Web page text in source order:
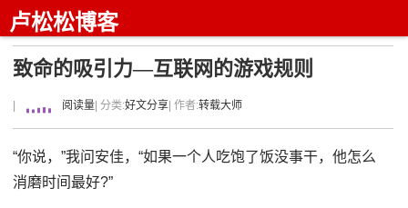
卢松松博客
致命的吸引力—互联网的游戏规则
阅读量 | 分类:好文分享 | 作者:转载大师
“你说，”我问安佳，“如果一个人吃饱了饭没事干，他怎么
消磨时间最好?”